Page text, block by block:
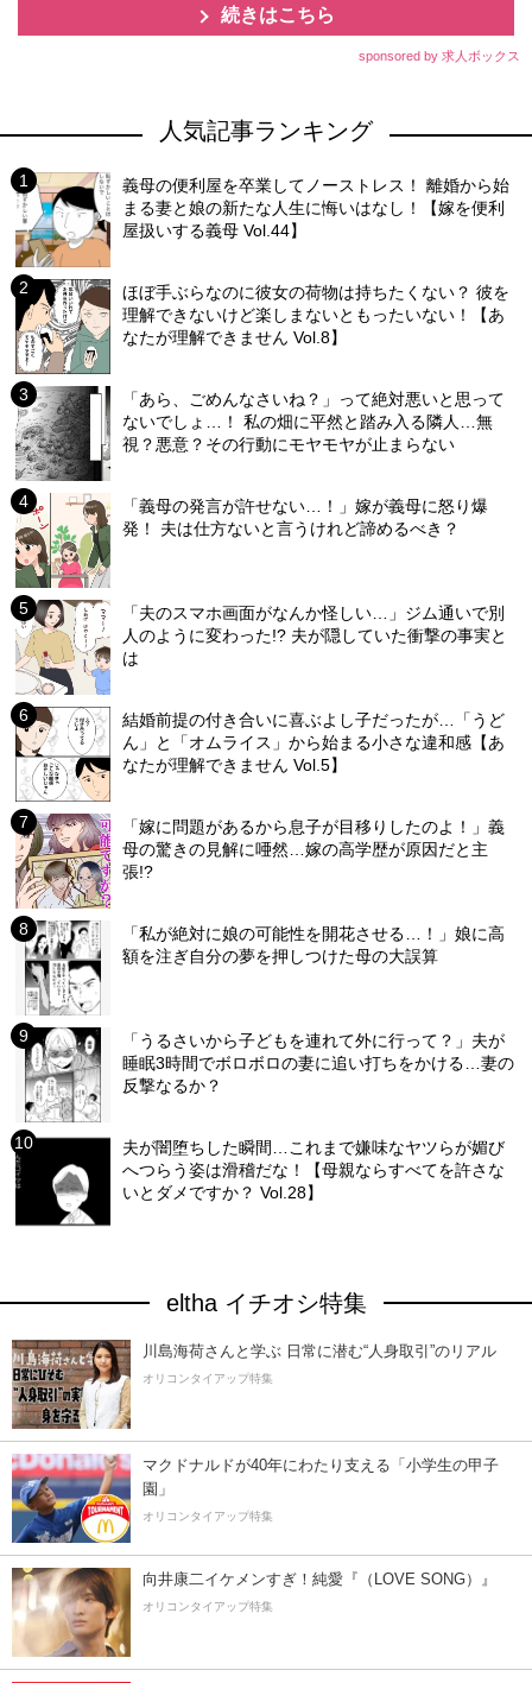
続きはこちら
sponsored by 求人ボックス
人気記事ランキング
義母の便利屋を卒業してノーストレス！ 離婚から始
まる妻と娘の新たな人生に悔いはなし！【嫁を便利
屋扱いする義母 Vol.44】
ほぼ手ぶらなのに彼女の荷物は持ちたくない？ 彼を
理解できないけど楽しまないともったいない！【あ
なたが理解できません Vol.8】
「あら、ごめんなさいね？」って絶対悪いと思って
ないでしょ…！ 私の畑に平然と踏み入る隣人…無
視？悪意？その行動にモヤモヤが止まらない
「義母の発言が許せない…！」嫁が義母に怒り爆
発！ 夫は仕方ないと言うけれど諦めるべき？
「夫のスマホ画面がなんか怪しい…」ジム通いで別
人のように変わった!? 夫が隠していた衝撃の事実と
は
結婚前提の付き合いに喜ぶよし子だったが…「うど
ん」と「オムライス」から始まる小さな違和感【あ
なたが理解できません Vol.5】
「嫁に問題があるから息子が目移りしたのよ！」義
母の驚きの見解に唖然…嫁の高学歴が原因だと主
張!?
「私が絶対に娘の可能性を開花させる…！」娘に高
額を注ぎ自分の夢を押しつけた母の大誤算
「うるさいから子どもを連れて外に行って？」夫が
睡眠3時間でボロボロの妻に追い打ちをかける…妻の
反撃なるか？
夫が闇堕ちした瞬間…これまで嫌味なヤツらが媚び
へつらう姿は滑稽だな！【母親ならすべてを許さな
いとダメですか？ Vol.28】
eltha イチオシ特集
川島海荷さんと学ぶ 日常に潜む“人身取引”のリアル
オリコンタイアップ特集
マクドナルドが40年にわたり支える「小学生の甲子
園」
オリコンタイアップ特集
向井康二イケメンすぎ！純愛『（LOVE SONG）』
オリコンタイアップ特集